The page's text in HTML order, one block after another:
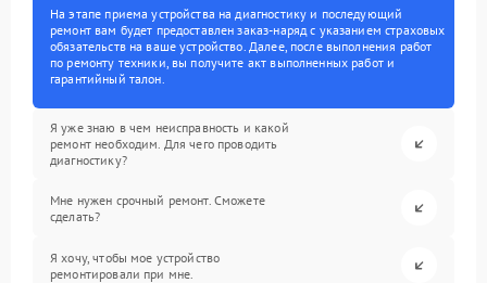
На этапе приема устройства на диагностику и последующий
ремонт вам будет предоставлен заказ-наряд с указанием страховых
обязательств на ваше устройство. Далее, после выполнения работ
по ремонту техники, вы получите акт выполненных работ и
гарантийный талон.
Я уже знаю в чем неисправность и какой
ремонт необходим. Для чего проводить
диагностику?
Мне нужен срочный ремонт. Сможете
сделать?
Я хочу, чтобы мое устройство
ремонтировали при мне.